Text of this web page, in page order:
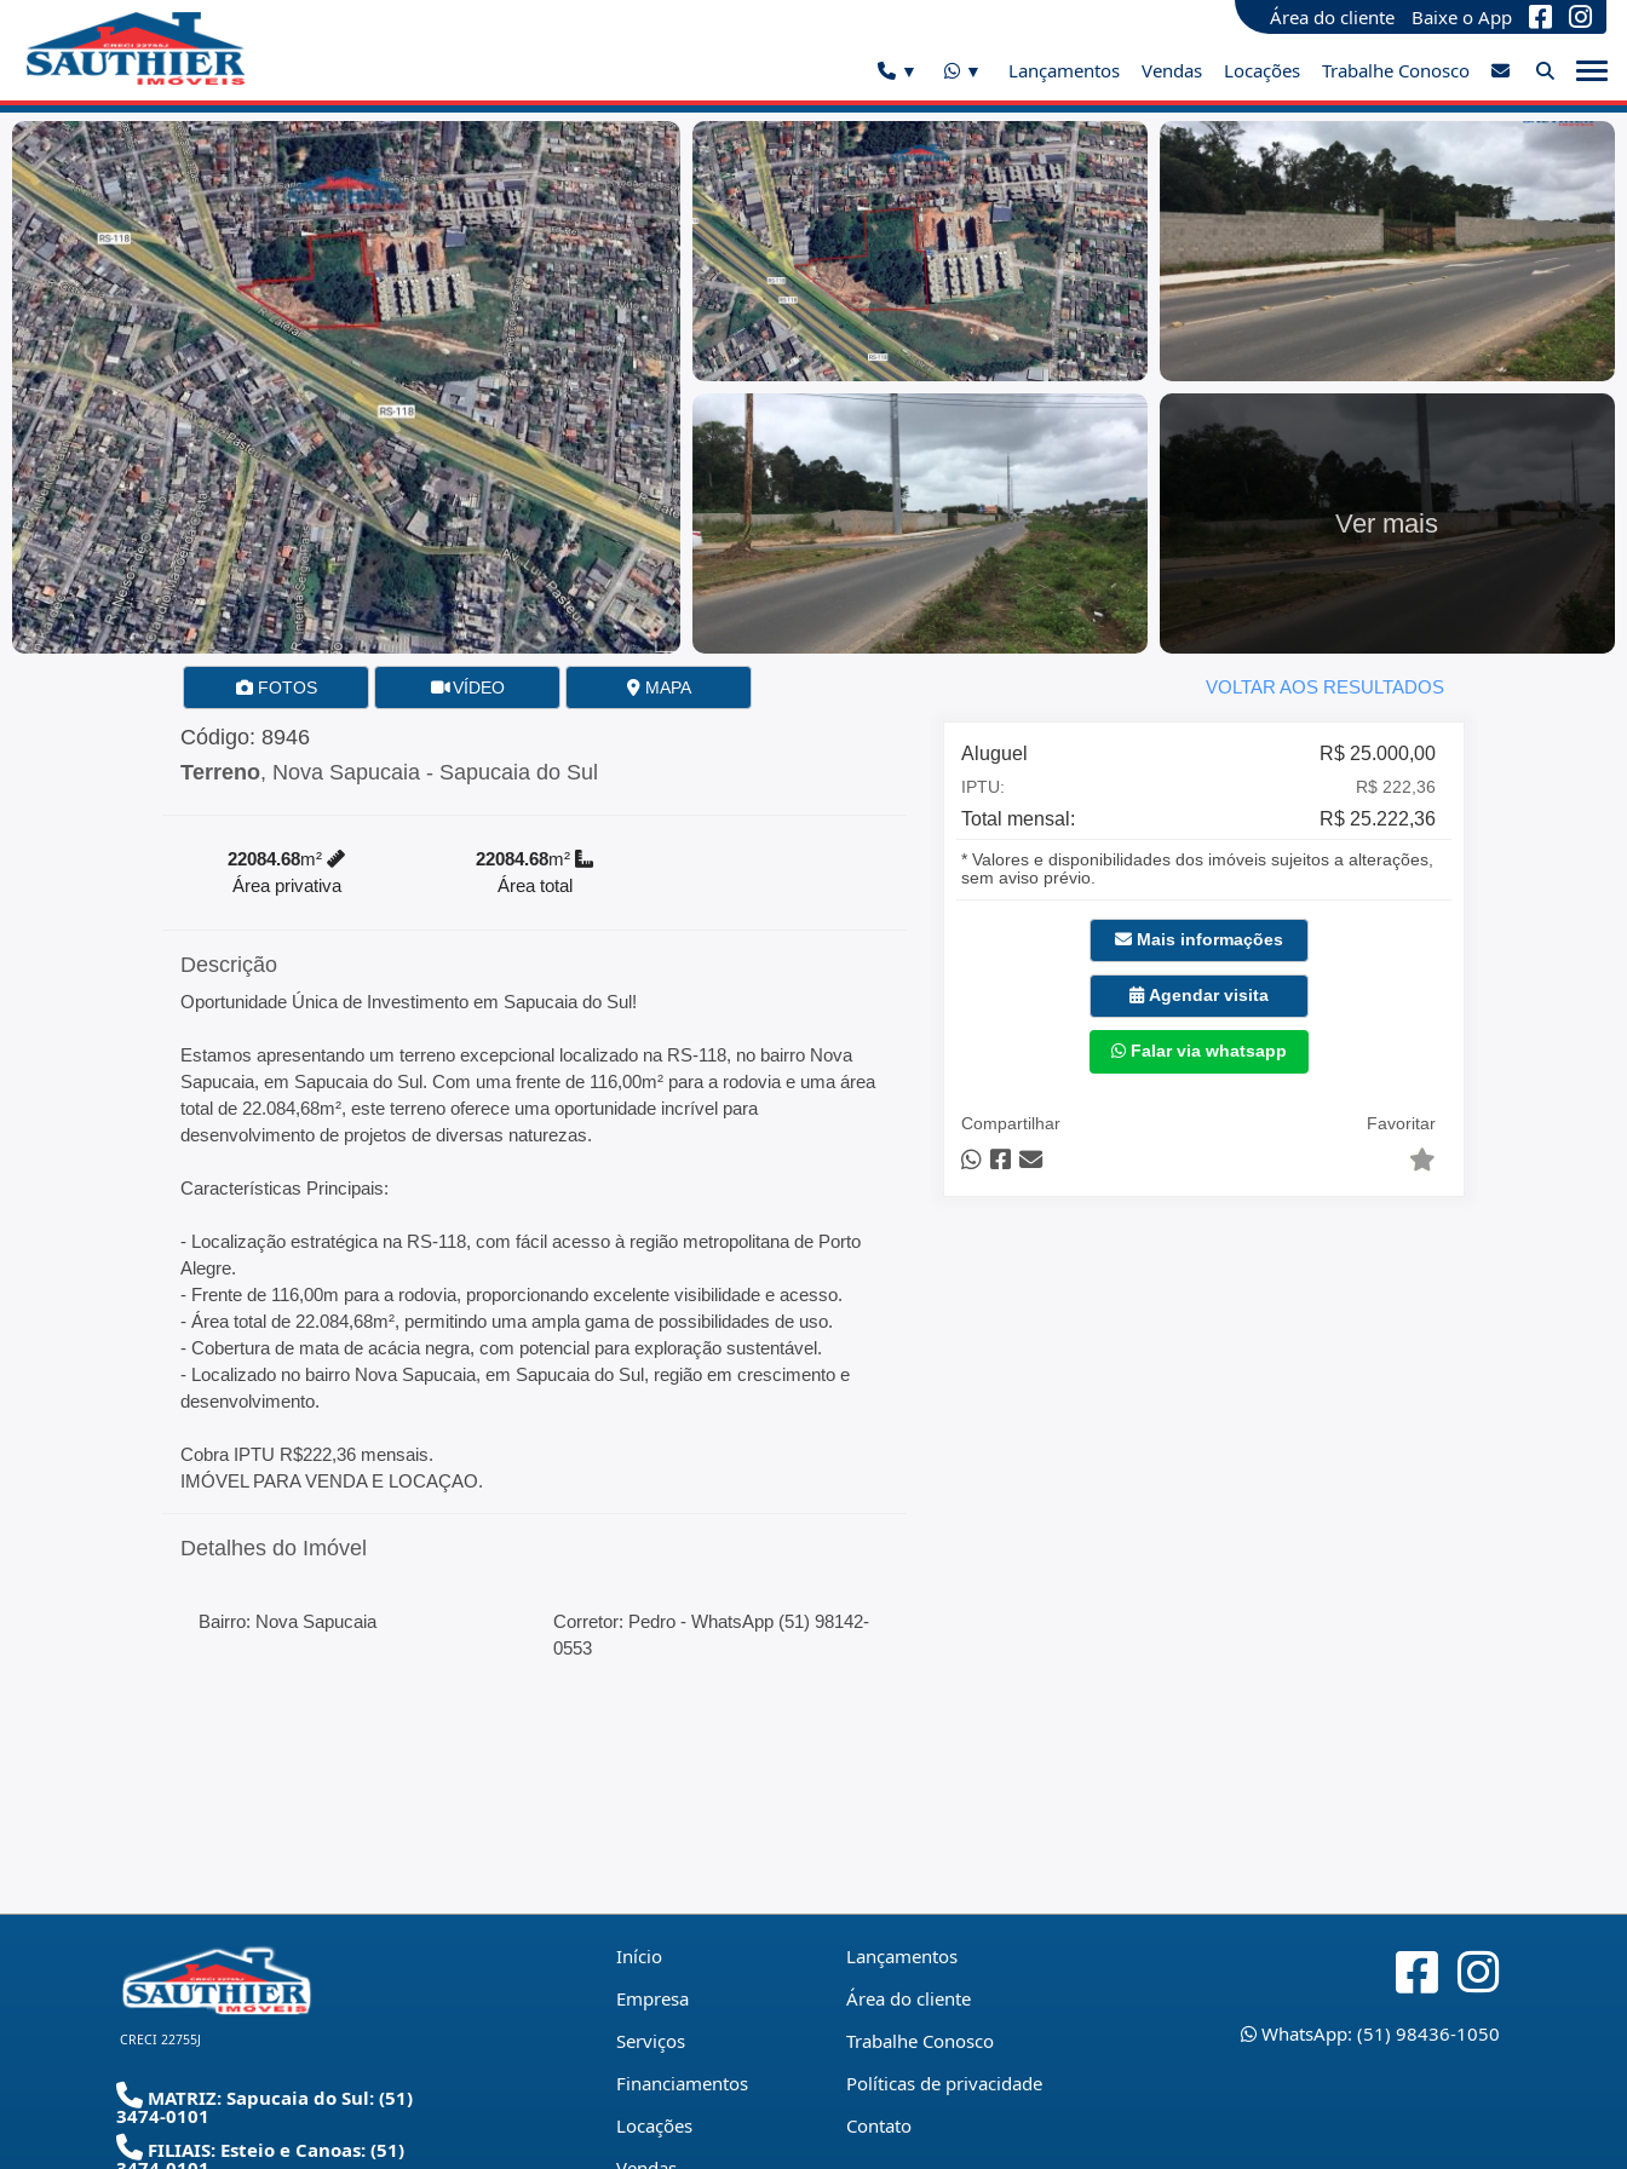
Área do cliente Baixe o App
Lançamentos Vendas Locações Trabalhe Conosco
Ver mais
FOTOS VÍDEO MAPA VOLTAR AOS RESULTADOS
Código: 8946
Terreno, Nova Sapucaia - Sapucaia do Sul
22084.68m²
Área privativa
22084.68m²
Área total
Descrição
Oportunidade Única de Investimento em Sapucaia do Sul!
Estamos apresentando um terreno excepcional localizado na RS-118, no bairro Nova
Sapucaia, em Sapucaia do Sul. Com uma frente de 116,00m² para a rodovia e uma área
total de 22.084,68m², este terreno oferece uma oportunidade incrível para
desenvolvimento de projetos de diversas naturezas.
Características Principais:
- Localização estratégica na RS-118, com fácil acesso à região metropolitana de Porto
Alegre.
- Frente de 116,00m para a rodovia, proporcionando excelente visibilidade e acesso.
- Área total de 22.084,68m², permitindo uma ampla gama de possibilidades de uso.
- Cobertura de mata de acácia negra, com potencial para exploração sustentável.
- Localizado no bairro Nova Sapucaia, em Sapucaia do Sul, região em crescimento e
desenvolvimento.
Cobra IPTU R$222,36 mensais.
IMÓVEL PARA VENDA E LOCAÇAO.
Detalhes do Imóvel
Bairro: Nova Sapucaia
Corretor: Pedro - WhatsApp (51) 98142-
0553
Aluguel R$ 25.000,00
IPTU: R$ 222,36
Total mensal: R$ 25.222,36
* Valores e disponibilidades dos imóveis sujeitos a alterações,
sem aviso prévio.
Mais informações
Agendar visita
Falar via whatsapp
Compartilhar Favoritar
CRECI 22755J
MATRIZ: Sapucaia do Sul: (51)
3474-0101
FILIAIS: Esteio e Canoas: (51)
Início
Empresa
Serviços
Financiamentos
Locações
Lançamentos
Área do cliente
Trabalhe Conosco
Políticas de privacidade
Contato
WhatsApp: (51) 98436-1050